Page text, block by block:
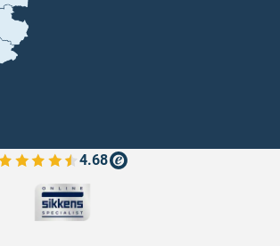
4.68
Bekijk de verfplaza beoordelingen